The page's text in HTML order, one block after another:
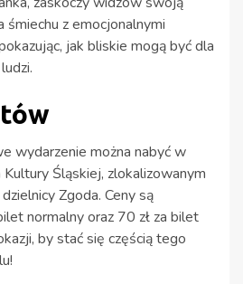
śmiechu z emocjonalnymi
jak bliskie mogą być dla
wydarzenie można nabyć w
Śląskiej, zlokalizowanym
Zgoda. Ceny są
normalny oraz 70 zł za bilet
by stać się częścią tego